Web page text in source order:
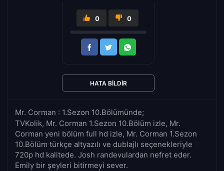
Mr. Corman : 1.Sezon 10.Bölümünde;
TVKolik, Mr. Corman 1.Sezon 10.Bölüm izle, Mr.
Corman yeni bölüm full hd izle, Mr. Corman 1.Sezon
10.Bölüm türkçe altyazılı ve dublajlı seçenekleriyle
720p hd kalitede. Josh randevulardan nefret eder.
Emily bir şeyleri bitirmeyi sever.
0 0
HATA BILDIR